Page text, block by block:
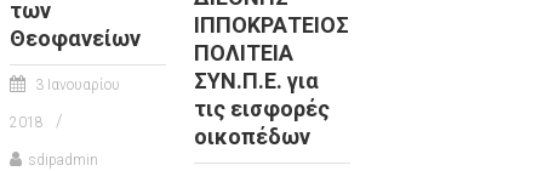
των
Θεοφανείων
3 Ιανουαρίου
2018
sdipadmin
ΙΠΠΟΚΡΑΤΕΙΟΣ
ΠΟΛΙΤΕΙΑ
ΣΥΝ.Π.Ε. για
τις εισφορές
οικοπέδων